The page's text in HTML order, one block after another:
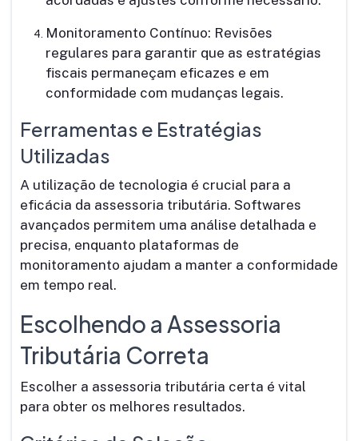
Monitoramento Contínuo: Revisões
regulares para garantir que as estratégias
fiscais permaneçam eficazes e em
conformidade com mudanças legais.
Ferramentas e Estratégias
Utilizadas
A utilização de tecnologia é crucial para a
eficácia da assessoria tributária. Softwares
avançados permitem uma análise detalhada e
precisa, enquanto plataformas de
monitoramento ajudam a manter a conformidade
em tempo real.
Escolhendo a Assessoria
Tributária Correta
Escolher a assessoria tributária certa é vital
para obter os melhores resultados.